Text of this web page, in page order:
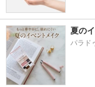
夏の
パラド